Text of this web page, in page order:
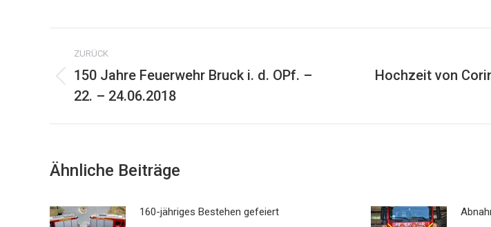
Kommentarnavigation
ZURÜCK
Beitrag:
150 Jahre Feuerwehr Bruck i. d. OPf. –
22. – 24.06.2018
Hochzeit von
Ähnliche Beiträge
160-jähriges Bestehen gefeiert